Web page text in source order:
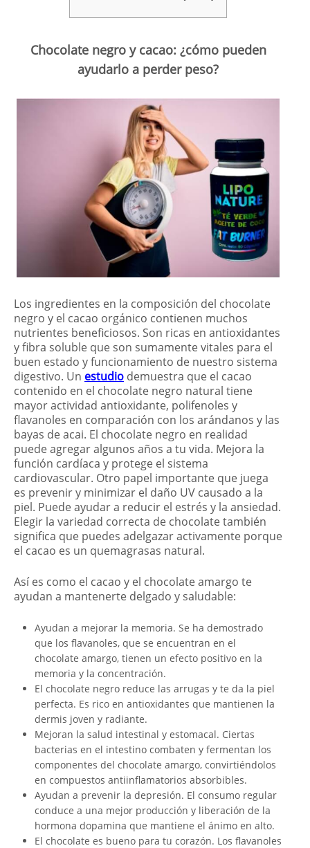
Chocolate negro y cacao: ¿cómo pueden
ayudarlo a perder peso?
Los ingredientes en la composición del chocolate
negro y el cacao orgánico contienen muchos
nutrientes beneficiosos. Son ricas en antioxidantes
y fibra soluble que son sumamente vitales para el
buen estado y funcionamiento de nuestro sistema
digestivo. Un estudio demuestra que el cacao
contenido en el chocolate negro natural tiene
mayor actividad antioxidante, polifenoles y
flavanoles en comparación con los arándanos y las
bayas de acai. El chocolate negro en realidad
puede agregar algunos años a tu vida. Mejora la
función cardíaca y protege el sistema
cardiovascular. Otro papel importante que juega
es prevenir y minimizar el daño UV causado a la
piel. Puede ayudar a reducir el estrés y la ansiedad.
Elegir la variedad correcta de chocolate también
significa que puedes adelgazar activamente porque
el cacao es un quemagrasas natural.
Así es como el cacao y el chocolate amargo te
ayudan a mantenerte delgado y saludable:
Ayudan a mejorar la memoria. Se ha demostrado
que los flavanoles, que se encuentran en el
chocolate amargo, tienen un efecto positivo en la
memoria y la concentración.
El chocolate negro reduce las arrugas y te da la piel
perfecta. Es rico en antioxidantes que mantienen la
dermis joven y radiante.
Mejoran la salud intestinal y estomacal. Ciertas
bacterias en el intestino combaten y fermentan los
componentes del chocolate amargo, convirtiéndolos
en compuestos antiinflamatorios absorbibles.
Ayudan a prevenir la depresión. El consumo regular
conduce a una mejor producción y liberación de la
hormona dopamina que mantiene el ánimo en alto.
El chocolate es bueno para tu corazón. Los flavanoles